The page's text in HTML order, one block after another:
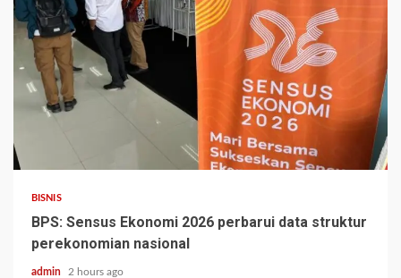
BISNIS
BPS: Sensus Ekonomi 2026 perbarui data struktur
perekonomian nasional
admin 2 hours ago